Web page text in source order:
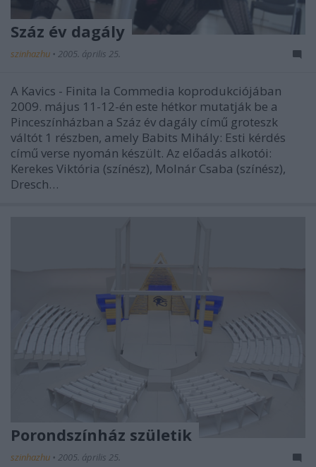
Száz év dagály
szinhazhu • 2005. április 25.
A Kavics - Finita la Commedia koprodukciójában
2009. május 11-12-én este hétkor mutatják be a
Pinceszínházban a Száz év dagály című groteszk
váltót 1 részben, amely Babits Mihály: Esti kérdés
című verse nyomán készült. Az előadás alkotói:
Kerekes Viktória (színész), Molnár Csaba (színész),
Dresch…
Porondszínház születik
szinhazhu • 2005. április 25.